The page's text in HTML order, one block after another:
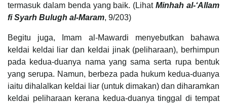
termasuk dalam benda yang baik. (LihatMinhah al-‘Allam
fi Syarh Bulugh al-Maram, 9/203)
Begitu juga, Imam al-Mawardi menyebutkan bahawa
keldai keldai liar dan keldai jinak (peliharaan), berhimpun
pada kedua-duanya nama yang sama serta rupa bentuk
yang serupa. Namun, berbeza pada hukum kedua-duanya
iaitu dihalalkan keldai liar (untuk dimakan) dan diharamkan
keldai peliharaan kerana kedua-duanya tinggal di tempat